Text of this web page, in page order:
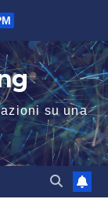
su una